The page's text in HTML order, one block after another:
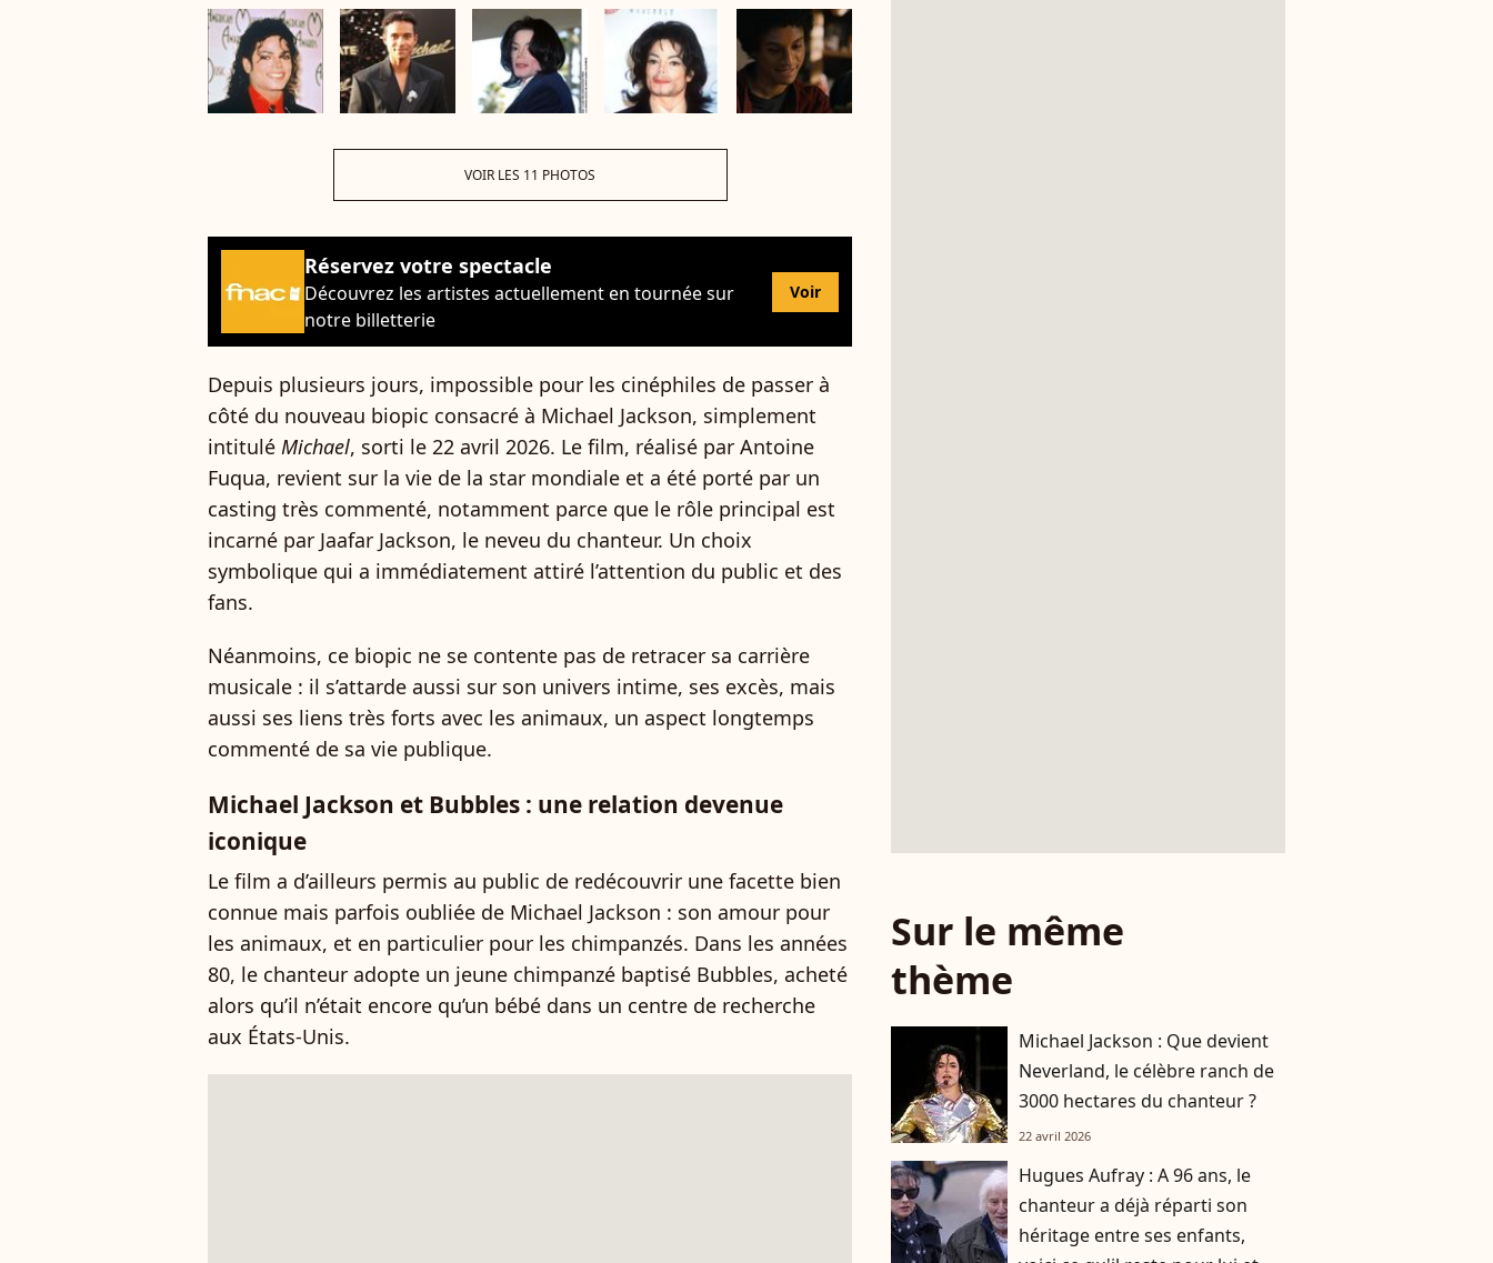
VOIR LES 11 PHOTOS
Réservez votre spectacle
Découvrez les artistes actuellement en tournée sur
notre billetterie
Voir
Depuis plusieurs jours, impossible pour les cinéphiles de passer à
côté du nouveau biopic consacré à Michael Jackson, simplement
intitulé Michael, sorti le 22 avril 2026. Le film, réalisé par Antoine
Fuqua, revient sur la vie de la star mondiale et a été porté par un
casting très commenté, notamment parce que le rôle principal est
incarné par Jaafar Jackson, le neveu du chanteur. Un choix
symbolique qui a immédiatement attiré l’attention du public et des
fans.
Néanmoins, ce biopic ne se contente pas de retracer sa carrière
musicale : il s’attarde aussi sur son univers intime, ses excès, mais
aussi ses liens très forts avec les animaux, un aspect longtemps
commenté de sa vie publique.
Michael Jackson et Bubbles : une relation devenue
iconique
Le film a d’ailleurs permis au public de redécouvrir une facette bien
connue mais parfois oubliée de Michael Jackson : son amour pour
les animaux, et en particulier pour les chimpanzés. Dans les années
80, le chanteur adopte un jeune chimpanzé baptisé Bubbles, acheté
alors qu’il n’était encore qu’un bébé dans un centre de recherche
aux États-Unis.
Sur le même
thème
Michael Jackson : Que devient
Neverland, le célèbre ranch de
3000 hectares du chanteur ?
22 avril 2026
Hugues Aufray : A 96 ans, le
chanteur a déjà réparti son
héritage entre ses enfants,